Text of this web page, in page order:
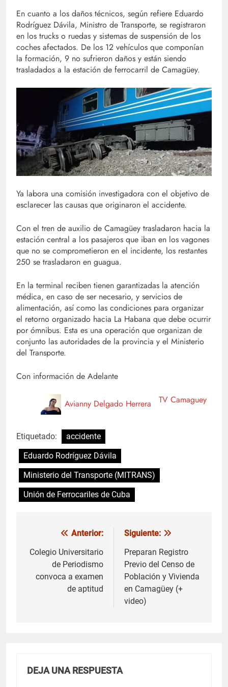
En cuanto a los daños técnicos, según refiere Eduardo
Rodríguez Dávila, Ministro de Transporte, se registraron
en los trucks o ruedas y sistemas de suspensión de los
coches afectados. De los 12 vehículos que componían
la formación, 9 no sufrieron daños y están siendo
trasladados a la estación de ferrocarril de Camagüey.
Ya labora una comisión investigadora con el objetivo de
esclarecer las causas que originaron el accidente.
Con el tren de auxilio de Camagüey trasladaron hacia la
estación central a los pasajeros que iban en los vagones
que no se comprometieron en el incidente, los restantes
250 se trasladaron en guagua.
En la terminal reciben tienen garantizadas la atención
médica, en caso de ser necesario, y servicios de
alimentación, así como las condiciones para organizar
el retorno organizado hacia La Habana que debe ocurrir
por ómnibus. Esta es una operación que organizan de
conjunto las autoridades de la provincia y el Ministerio
del Transporte.
Con información de Adelante
Avianny Delgado Herrera TV Camaguey
Etiquetado:
accidente
Eduardo Rodríguez Dávila
Ministerio del Transporte (MITRANS)
Unión de Ferrocariles de Cuba
Navegación
de
entradas
Anterior:
Colegio Universitario
de Periodismo
convoca a examen
de aptitud
Siguiente:
Preparan Registro
Previo del Censo de
Población y Vivienda
en Camagüey (+
video)
DEJA UNA RESPUESTA